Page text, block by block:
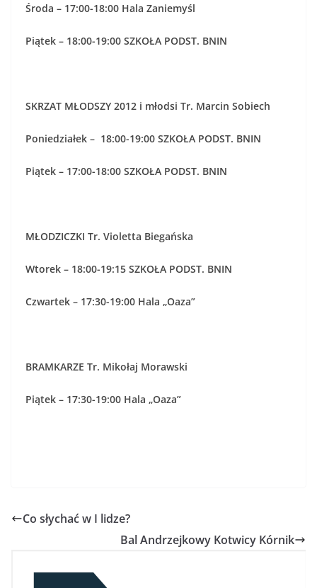
Środa – 17:00-18:00 Hala Zaniemyśl
Piątek – 18:00-19:00 SZKOŁA PODST. BNIN
SKRZAT MŁODSZY 2012 i młodsi Tr. Marcin Sobiech
Poniedziałek – 18:00-19:00 SZKOŁA PODST. BNIN
Piątek – 17:00-18:00 SZKOŁA PODST. BNIN
MŁODZICZKI Tr. Violetta Biegańska
Wtorek – 18:00-19:15 SZKOŁA PODST. BNIN
Czwartek – 17:30-19:00 Hala „Oaza”
BRAMKARZE Tr. Mikołaj Morawski
Piątek – 17:30-19:00 Hala „Oaza”
Co słychać w I lidze?
Bal Andrzejkowy Kotwicy Kórnik